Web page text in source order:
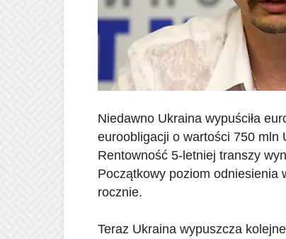
Niedawno Ukraina wypuściła
euroobligacji o wartości 750 mln
Rentowność 5-letniej transzy
Początkowy poziom odniesienia
rocznie.
Teraz Ukraina wypuszcza